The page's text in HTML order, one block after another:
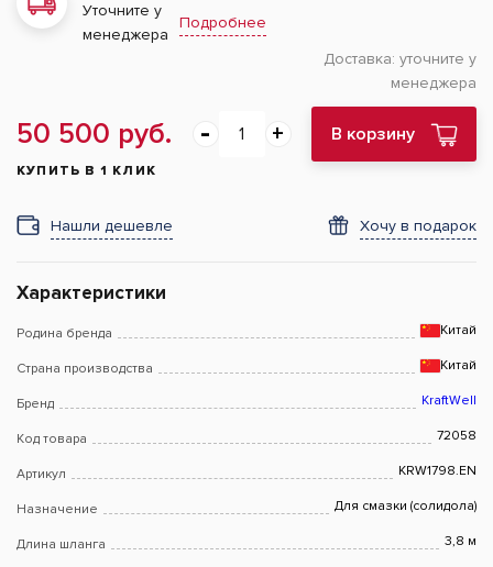
Уточните у
менеджера
Подробнее
Доставка: уточните у
менеджера
50 500 руб. В корзину
КУПИТЬ В 1 КЛИК
Нашли дешевле Хочу в подарок
Характеристики
Родина бренда Китай
Страна производства Китай
Бренд KraftWell
Код товара 72058
Артикул KRW1798.EN
Назначение Для смазки (солидола)
Длина шланга 3,8 м